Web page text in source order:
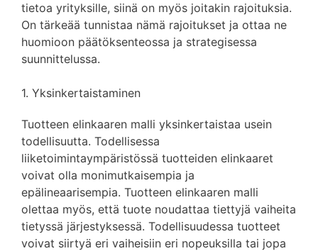
tietoa yrityksille, siinä on myös joitakin rajoituksia.
On tärkeää tunnistaa nämä rajoitukset ja ottaa ne
huomioon päätöksenteossa ja strategisessa
suunnittelussa.
1. Yksinkertaistaminen
Tuotteen elinkaaren malli yksinkertaistaa usein
todellisuutta. Todellisessa
liiketoimintaympäristössä tuotteiden elinkaaret
voivat olla monimutkaisempia ja
epälineaarisempia. Tuotteen elinkaaren malli
olettaa myös, että tuote noudattaa tiettyjä vaiheita
tietyssä järjestyksessä. Todellisuudessa tuotteet
voivat siirtyä eri vaiheisiin eri nopeuksilla tai jopa